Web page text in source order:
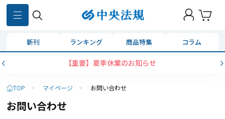
新刊 ランキング 商品特集 コラム
【重要】夏季休業のお知らせ
TOP > マイページ > お問い合わせ
お問い合わせ